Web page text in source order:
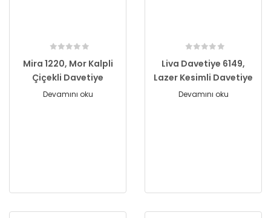
Mira 1220, Mor Kalpli
Çiçekli Davetiye
Devamını oku
Liva Davetiye 6149,
Lazer Kesimli Davetiye
Devamını oku